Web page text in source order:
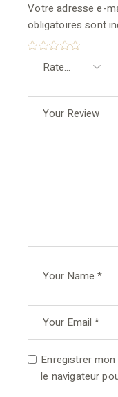
Votre adresse e-
obligatoires sont
Enregistrer
le navigateur